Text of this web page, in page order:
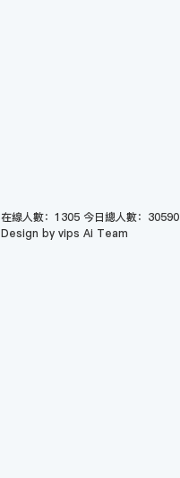
在線人數：1305 今日總人數：30590
Design by vips Ai Team